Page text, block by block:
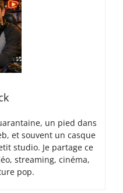
un pied dans
et souvent un casque
studio. Je partage ce
streaming, cinéma,
pop.